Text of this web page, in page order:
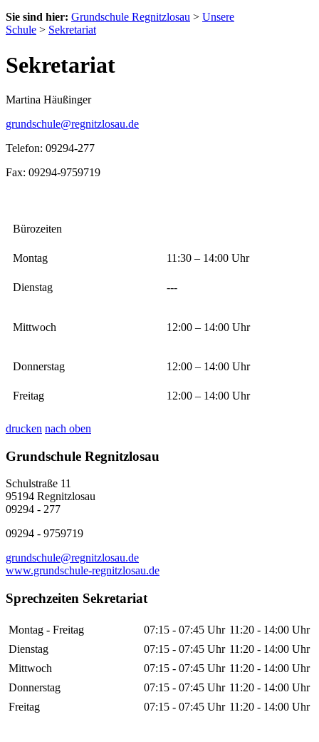
Sie sind hier: Grundschule Regnitzlosau > Unsere
Schule > Sekretariat
Sekretariat
Martina Häußinger
grundschule@regnitzlosau.de
Telefon: 09294-277
Fax: 09294-9759719
Bürozeiten
Montag 11:30 – 14:00 Uhr
Dienstag ---
Mittwoch 12:00 – 14:00 Uhr
Donnerstag 12:00 – 14:00 Uhr
Freitag 12:00 – 14:00 Uhr
drucken nach oben
Grundschule Regnitzlosau
Schulstraße 11
95194 Regnitzlosau
09294 - 277
09294 - 9759719
grundschule@regnitzlosau.de
www.grundschule-regnitzlosau.de
Sprechzeiten Sekretariat
Montag - Freitag 07:15 - 07:45 Uhr 11:20 - 14:00 Uhr
Dienstag
07:15 - 07:45 Uhr 11:20 - 14:00 Uhr
Mittwoch
07:15 - 07:45 Uhr 11:20 - 14:00 Uhr
Donnerstag
07:15 - 07:45 Uhr 11:20 - 14:00 Uhr
Freitag
07:15 - 07:45 Uhr 11:20 - 14:00 Uhr